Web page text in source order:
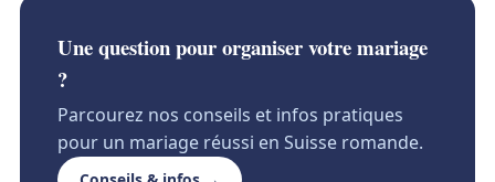
Une question pour organiser votre mariage
?
Parcourez nos conseils et infos pratiques
pour un mariage réussi en Suisse romande.